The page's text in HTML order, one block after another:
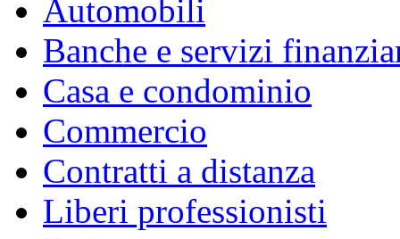
Automobili
Banche e servizi
Casa e condominio
Commercio
Contratti a distanza
Liberi professionisti